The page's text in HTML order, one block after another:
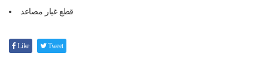
قطع غيار مصاعد
Like Tweet